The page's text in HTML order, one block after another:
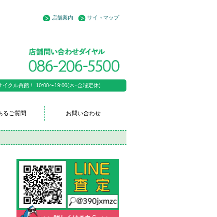
店舗案内 サイトマップ
クル買館！ 10:00〜19:00(木･金曜定休)
るご質問 お問い合わせ